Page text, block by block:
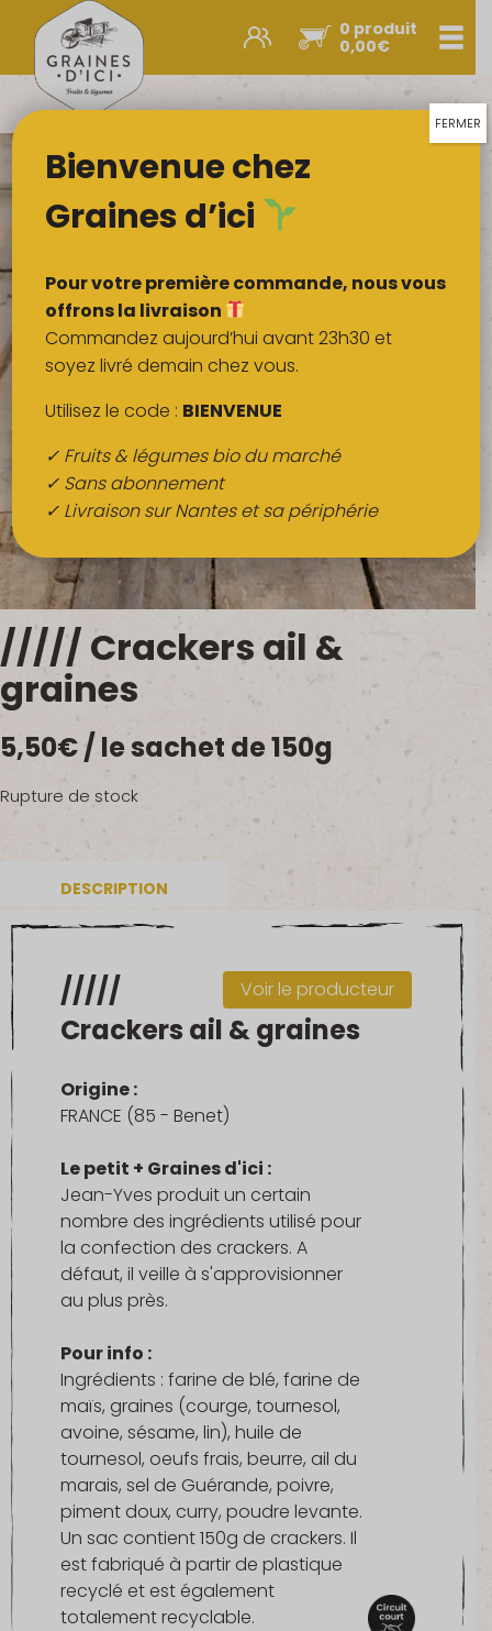
0 produit
0,00€
Promos et nouveautés
Légumes & œufs
Fruits
Viandes
Boulangerie
Crémerie
Poissons
Épicerie sucrée
Épices
Boissons
QUI SOMMES-NOUS ?
FRUITS BIO AU BUREAU
NOS PRODUCTEURS
NOS MARCHÉS
///// Crackers ail &
graines
5,50€/ le sachet de 150g
Rupture de stock
DESCRIPTION
Voir le producteur
/////
Crackers ail & graines
Origine :
FRANCE (85 - Benet)
Le petit + Graines d'ici :
Jean-Yves produit un certain
nombre des ingrédients utilisé pour
la confection des crackers. A
défaut, il veille à s'approvisionner
au plus près.
Pour info :
Ingrédients : farine de blé, farine de
maïs, graines (courge, tournesol,
avoine, sésame, lin), huile de
tournesol, oeufs frais, beurre, ail du
marais, sel de Guérande, poivre,
piment doux, curry, poudre levante.
Un sac contient 150g de crackers. Il
est fabriqué à partir de plastique
recyclé et est également
totalement recyclable.
Bienvenue chez
Graines d’ici
Pour votre première commande, nous vous
offrons la livraison
Commandez aujourd’hui avant 23h30 et
soyez livré demain chez vous.
Utilisez le code : BIENVENUE
✓ Fruits & légumes bio du marché
✓ Sans abonnement
✓ Livraison sur Nantes et sa périphérie
FERMER